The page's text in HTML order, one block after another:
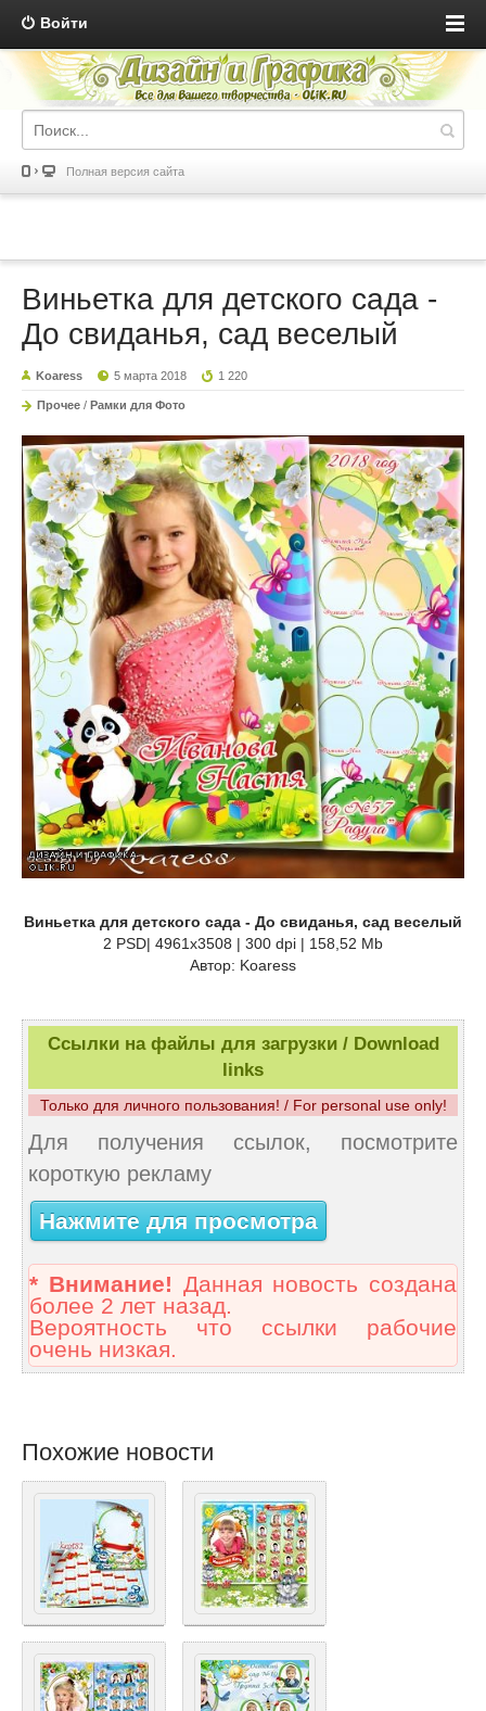
Войти
Полная версия сайта
Виньетка для детского сада -
До свиданья, сад веселый
Koaress 5 марта 2018 1 220
Прочее / Рамки для Фото
Виньетка для детского сада - До свиданья, сад веселый
2 PSD| 4961x3508 | 300 dpi | 158,52 Mb
Автор: Koaress
Ссылки на файлы для загрузки / Download
links
Только для личного пользования! / For personal use only!
Для получения ссылок, посмотрите
короткую рекламу
Нажмите для просмотра
* Внимание! Данная новость создана
более 2 лет назад.
Вероятность что ссылки рабочие
очень низкая.
Похожие новости